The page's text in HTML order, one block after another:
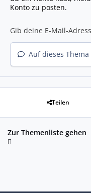
Konto zu posten.
Auf dieses
Teilen
Zur Themenliste gehen